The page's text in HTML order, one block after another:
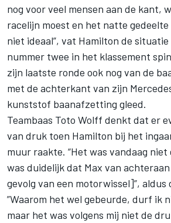
nog voor veel mensen aan de kant,
racelijn moest en het natte
niet ideaal”, vat Hamilton de situatie
nummer twee in het klassement
zijn laatste ronde ook nog van de
met de achterkant van zijn
kunststof baanafzetting gleed.
Teambaas Toto Wolff denkt dat er
van druk toen Hamilton bij het
muur raakte. “Het was vandaag
was duidelijk dat Max van
gevolg van een motorwissel]”, aldus
”Waarom het wel gebeurde, durf ik
maar het was volgens mij niet de